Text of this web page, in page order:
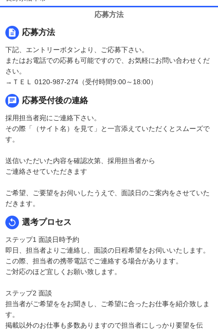
応募方法
description 応募方法
下記、エントリーボタンより、ご応募下さい。
またはお電話での応募も可能ですので、お気軽にお問い合わせくだ
さい。
→ＴＥＬ 0120-987-274（受付時間9:00～18:00）
chat 応募受付後の連絡
採用担当者宛にご連絡下さい。
その際「（サイト名）を見て」と一言添えていただくとスムーズで
す。
送信いただいた内容を確認次第、採用担当者から
ご連絡させていただきます
ご希望、ご要望をお伺いしたうえで、面談日のご案内をさせていた
だきます。
replay 選考プロセス
ステップ1 面談日時予約
即日、担当者よりご連絡し、面談の日程希望をお伺いいたします。
この際、担当者の携帯電話でご連絡する場合があります。
ご対応のほど宜しくお願い致します。
ステップ2 面談
担当者がご希望ををお聞きし、ご希望に合ったお仕事を紹介致しま
す。
掲載以外のお仕事も多数ありますので担当者にしっかり要望を伝